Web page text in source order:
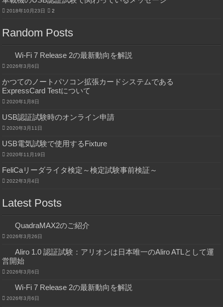
2018年10月23日 2
Random Posts
Wi-Fi 7 Release 2の最新動向を解説
2026年3月6日
かつてのノートパソコン拡張カードシステムである
ExpressCard Testについて
2020年1月8日
USB認証試験時のオンライン申請
2020年3月11日
USB電気試験で使用するFixture
2020年11月19日
FeliCaリーダライタ検定～検定試験事前検証～
2022年3月4日
Latest Posts
QuadraMAX2のご紹介
2026年3月26日
Aliro 1.0 認証試験：アリオンは日本唯一のAliro ATLとして運
営開始
2026年3月6日
Wi-Fi 7 Release 2の最新動向を解説
2026年3月6日